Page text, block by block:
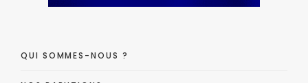
QUI SOMMES-NOUS ?